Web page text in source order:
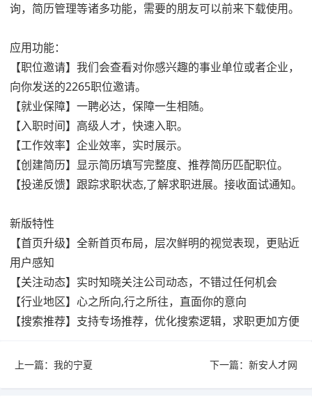
询，简历管理等诸多功能，需要的朋友可以前来下载使用。
应用功能：
【职位邀请】我们会查看对你感兴趣的事业单位或者企业，
向你发送的2265职位邀请。
【就业保障】一聘必达，保障一生相随。
【入职时间】高级人才，快速入职。
【工作效率】企业效率，实时展示。
【创建简历】显示简历填写完整度、推荐简历匹配职位。
【投递反馈】跟踪求职状态,了解求职进展。接收面试通知。
新版特性
【首页升级】全新首页布局，层次鲜明的视觉表现，更贴近
用户感知
【关注动态】实时知晓关注公司动态，不错过任何机会
【行业地区】心之所向,行之所往，直面你的意向
【搜索推荐】支持专场推荐，优化搜索逻辑，求职更加方便
上一篇： 我的宁夏 下一篇： 新安人才网